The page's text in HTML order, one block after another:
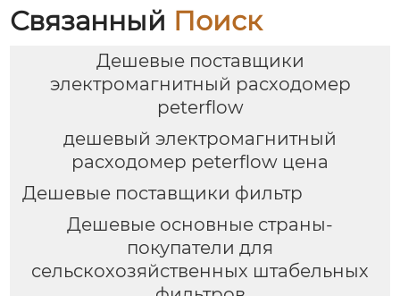
Связанный Поиск
Дешевые поставщики
электромагнитный расходомер
peterflow
дешевый электромагнитный
расходомер peterflow цена
Дешевые поставщики фильтр
Дешевые основные страны-
покупатели для
сельскохозяйственных штабельных